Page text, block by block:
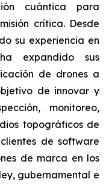
cuántica para
crítica. Desde
su experiencia en
expandido sus
de drones a
de innovar y
monitoreo,
topográficos de
de software
de marca en los
gubernamental e